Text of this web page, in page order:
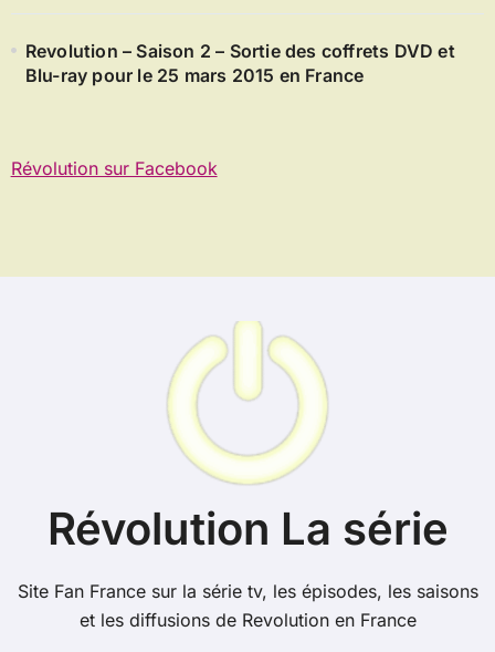
Revolution – Saison 2 – Sortie des coffrets DVD et
Blu-ray pour le 25 mars 2015 en France
Révolution sur Facebook
Révolution La série
Site Fan France sur la série tv, les épisodes, les saisons
et les diffusions de Revolution en France